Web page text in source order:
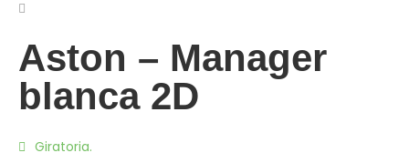
Aston – Manager
blanca 2D
Giratoria.